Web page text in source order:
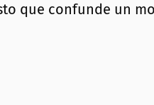
que confunde un